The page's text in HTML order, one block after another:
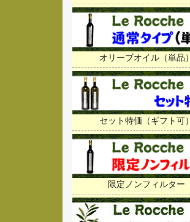
オリーブオイル（単品）
セット特価（ギフト可）
限定ノンフィルター